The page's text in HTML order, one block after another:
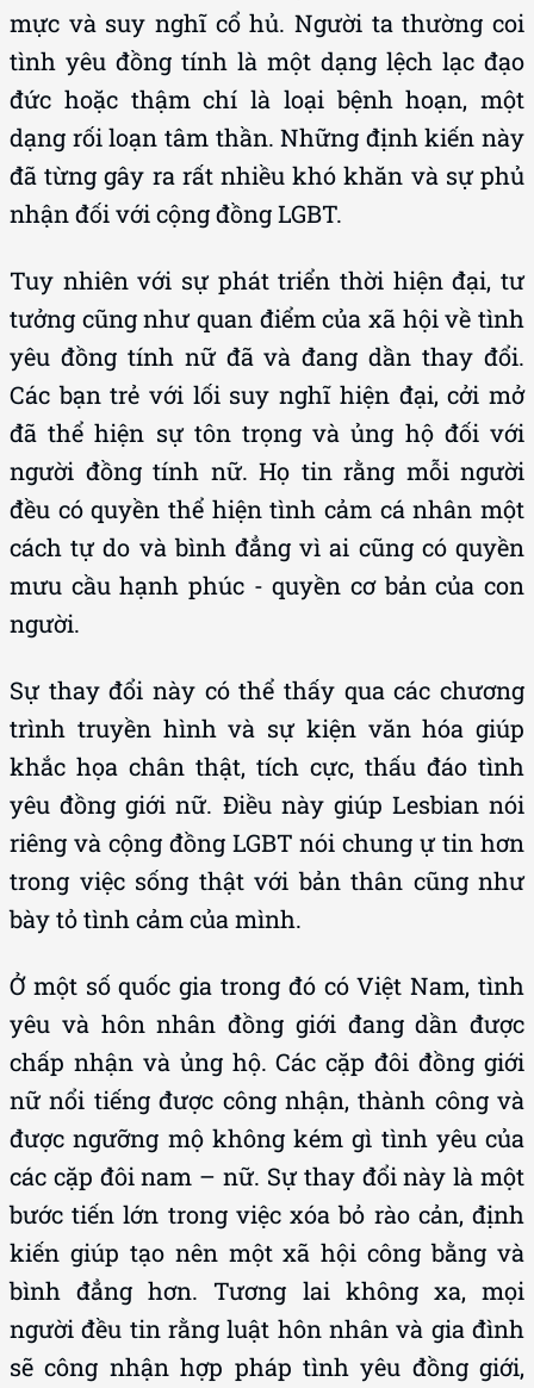
mực và suy nghĩ cổ hủ. Người ta thường coi
tình yêu đồng tính là một dạng lệch lạc đạo
đức hoặc thậm chí là loại bệnh hoạn, một
dạng rối loạn tâm thần. Những định kiến này
đã từng gây ra rất nhiều khó khăn và sự phủ
nhận đối với cộng đồng LGBT.
Tuy nhiên với sự phát triển thời hiện đại, tư
tưởng cũng như quan điểm của xã hội về tình
yêu đồng tính nữ đã và đang dần thay đổi.
Các bạn trẻ với lối suy nghĩ hiện đại, cởi mở
đã thể hiện sự tôn trọng và ủng hộ đối với
người đồng tính nữ. Họ tin rằng mỗi người
đều có quyền thể hiện tình cảm cá nhân một
cách tự do và bình đẳng vì ai cũng có quyền
mưu cầu hạnh phúc - quyền cơ bản của con
người.
Sự thay đổi này có thể thấy qua các chương
trình truyền hình và sự kiện văn hóa giúp
khắc họa chân thật, tích cực, thấu đáo tình
yêu đồng giới nữ. Điều này giúp Lesbian nói
riêng và cộng đồng LGBT nói chung ự tin hơn
trong việc sống thật với bản thân cũng như
bày tỏ tình cảm của mình.
Ở một số quốc gia trong đó có Việt Nam, tình
yêu và hôn nhân đồng giới đang dần được
chấp nhận và ủng hộ. Các cặp đôi đồng giới
nữ nổi tiếng được công nhận, thành công và
được ngưỡng mộ không kém gì tình yêu của
các cặp đôi nam – nữ. Sự thay đổi này là một
bước tiến lớn trong việc xóa bỏ rào cản, định
kiến giúp tạo nên một xã hội công bằng và
bình đẳng hơn. Tương lai không xa, mọi
người đều tin rằng luật hôn nhân và gia đình
sẽ công nhận hợp pháp tình yêu đồng giới,